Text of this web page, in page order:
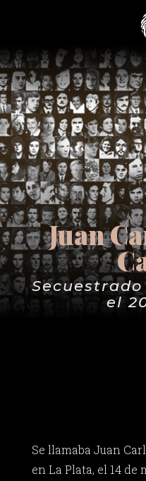
Juan
el
Se llamaba Juan
en La Plata, el 14 de